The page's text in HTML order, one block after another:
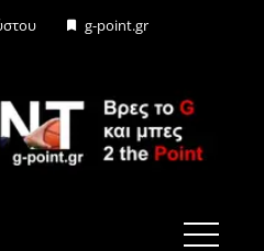
g-point.gr